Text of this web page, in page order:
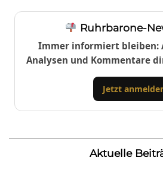
Ruhrbarone-
Immer informiert bleiben:
Analysen und Kommentare
Jetzt
Aktuelle